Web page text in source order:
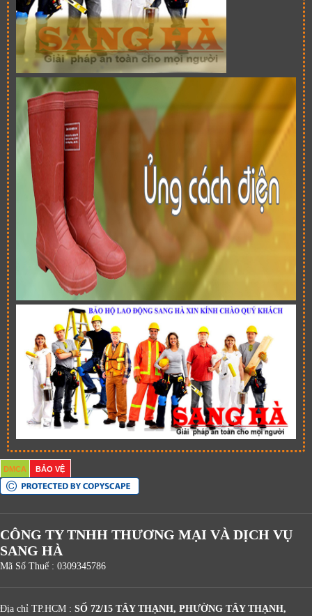
DMCA BẢO VỆ
CÔNG TY TNHH THƯƠNG MẠI VÀ DỊCH VỤ
SANG HÀ
Mã Số Thuế : 0309345786
Địa chỉ TP.HCM : SỐ 72/15 TÂY THẠNH, PHƯỜNG TÂY THẠNH,